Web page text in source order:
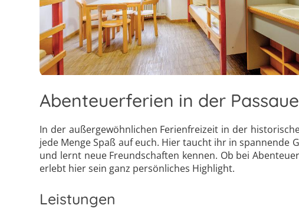
Abenteuerferien in der
In der außergewöhnlichen Ferienfreizeit in der
jede Menge Spaß auf euch. Hier taucht ihr in spannende
und lernt neue Freundschaften kennen. Ob bei
erlebt hier sein ganz persönliches Highlight.
Leistungen